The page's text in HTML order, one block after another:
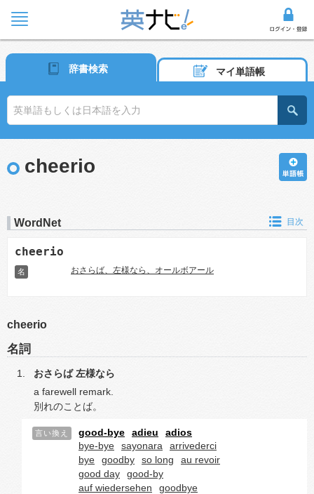
辞書検索 マイ単語帳
cheerio
WordNet 目次
cheerio
名 おさらば、左様なら、オールボアール
cheerio
名詞
おさらば 左様なら
a farewell remark.
別れのことば。
言い換え good-bye adieu
adios
bye-bye
sayonara
arrivederci
bye
goodby so long
au revoir
good day
good-by
auf wiedersehen
goodbye